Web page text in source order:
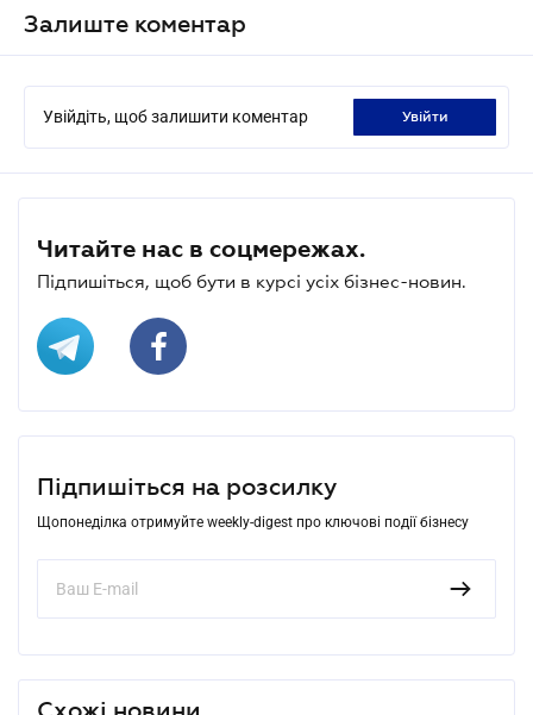
Залиште коментар
Увійдіть, щоб залишити коментар увійти
Читайте нас в соцмережах.
Підпишіться, щоб бути в курсі усіх бізнес-новин.
Підпишіться на розсилку
Щопонеділка отримуйте weekly-digest про ключові події бізнесу